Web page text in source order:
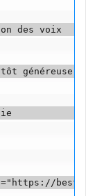
bien